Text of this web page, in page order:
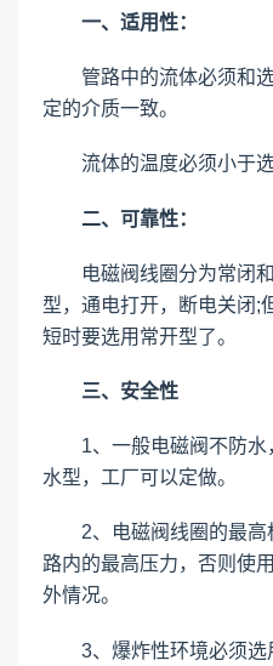
一、适用性：
管路中的流体必须和选
定的介质一致。
流体的温度必须小于选
二、可靠性：
电磁阀线圈分为常闭和
型，通电打开，断电关闭;
短时要选用常开型了。
三、安全性
1、一般电磁阀不防水
水型，工厂可以定做。
2、电磁阀线圈的最高
路内的最高压力，否则使
外情况。
3、爆炸性环境必须选